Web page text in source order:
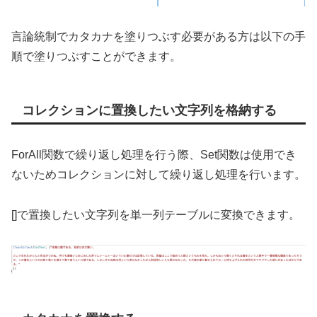
言論統制でカタカナを塗りつぶす必要がある方は以下の手
順で塗りつぶすことができます。
コレクションに置換したい文字列を格納する
ForAll関数で繰り返し処理を行う際、Set関数は使用でき
ないためコレクションに対して繰り返し処理を行います。
[]で置換したい文字列を単一列テーブルに変換できます。